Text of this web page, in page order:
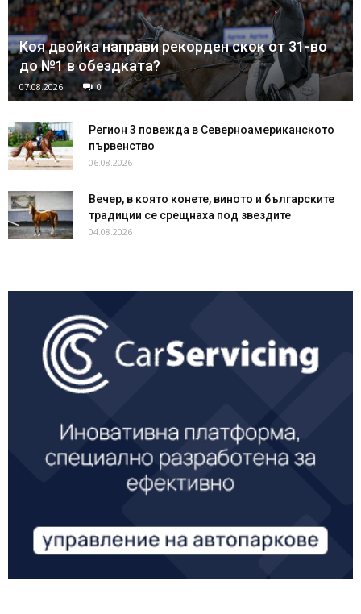
Коя двойка направи рекорден скок от 31-во
до №1 в обездката?
07.08.2026 0
Регион 3 повежда в Северноамериканското
първенство
06.08.2026
Вечер, в която конете, виното и българските
традиции се срещнаха под звездите
04.08.2026